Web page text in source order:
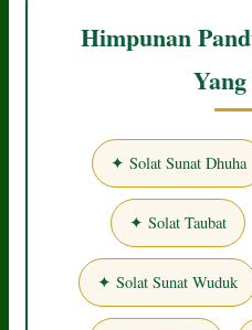
Himpunan
✦ Solat Sunat Dhuha
✦ Solat Taubat
✦ Solat Sunat Wuduk